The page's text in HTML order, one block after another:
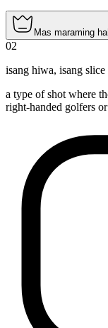
Mas maraming
02
isang hiwa, isang slice
a type of shot where
right-handed golfers